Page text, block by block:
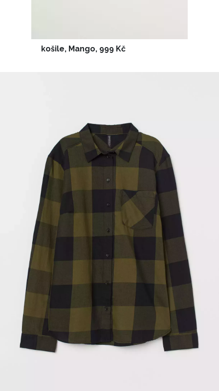
košile, Mango, 999 Kč